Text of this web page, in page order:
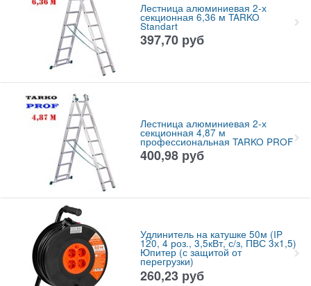
Лестница алюминиевая 2-х
секционная 6,36 м TARKO
Standart
397,70 руб
Лестница алюминиевая 2-х
секционная 4,87 м
профессиональная TARKO PROF
400,98 руб
Удлинитель на катушке 50м (IP
120, 4 роз., 3,5кВт, с/з, ПВС 3х1,5)
Юпитер (с защитой от
перегрузки)
260,23 руб